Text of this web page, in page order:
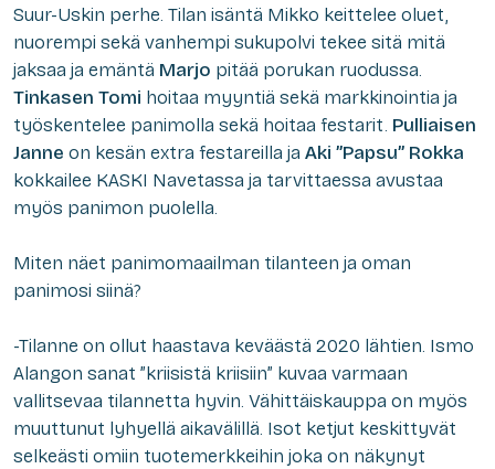
Suur-Uskin perhe. Tilan isäntä Mikko keittelee oluet,
nuorempi sekä vanhempi sukupolvi tekee sitä mitä
jaksaa ja emäntä Marjo pitää porukan ruodussa.
Tinkasen Tomi hoitaa myyntiä sekä markkinointia ja
työskentelee panimolla sekä hoitaa festarit. Pulliaisen
Janne on kesän extra festareilla ja Aki ”Papsu” Rokka
kokkailee KASKI Navetassa ja tarvittaessa avustaa
myös panimon puolella.
Miten näet panimomaailman tilanteen ja oman
panimosi siinä?
-Tilanne on ollut haastava keväästä 2020 lähtien. Ismo
Alangon sanat ”kriisistä kriisiin” kuvaa varmaan
vallitsevaa tilannetta hyvin. Vähittäiskauppa on myös
muuttunut lyhyellä aikavälillä. Isot ketjut keskittyvät
selkeästi omiin tuotemerkkeihin joka on näkynyt